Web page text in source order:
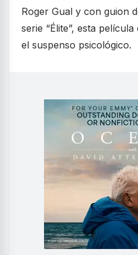
Roger Gual y con guion
serie “Élite”, esta
el suspenso psicológico.